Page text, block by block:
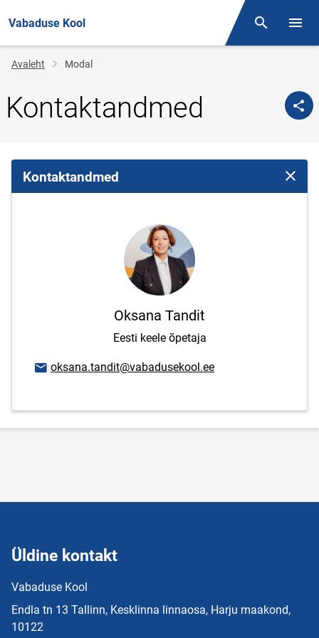
Vabaduse Kool Otsing
Jälglink
Avaleht Modal
Kontaktandmed
Kontaktandmed Sulge
Oksana Tandit
Eesti keele õpetaja
E-posti aadress
oksana.tandit@vabadusekool.ee
Üldine kontakt
Vabaduse Kool
Endla tn 13 Tallinn, Kesklinna linnaosa, Harju maakond,
10122